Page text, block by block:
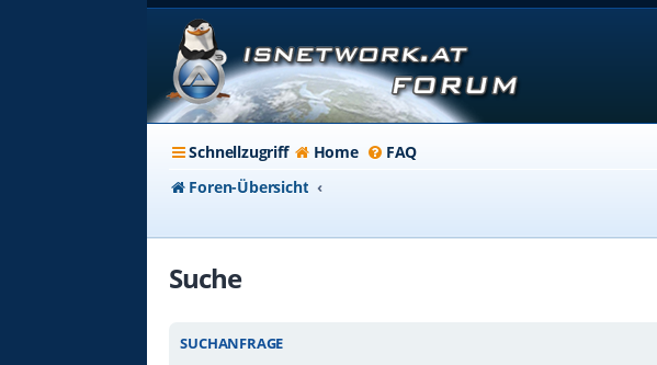
Schnellzugriff Home FAQ
Foren-Übersicht
Suche
SUCHANFRAGE